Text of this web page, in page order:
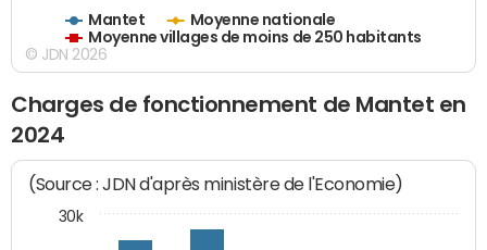
Mantet
Moyenne nationale
Moyenne villages de moins de 250 habitants
© JDN 2026
Charges de fonctionnement de Mantet en
2024
(Source : JDN d'après ministère de l'Economie)
30k